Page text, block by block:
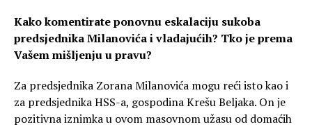
Kako komentirate ponovnu eskalaciju sukoba
predsjednika Milanovića i vladajućih? Tko je prema
Vašem mišljenju u pravu?
Za predsjednika Zorana Milanovića mogu reći isto kao i
za predsjednika HSS-a, gospodina Krešu Beljaka. On je
pozitivna iznimka u ovom masovnom užasu od domaćih